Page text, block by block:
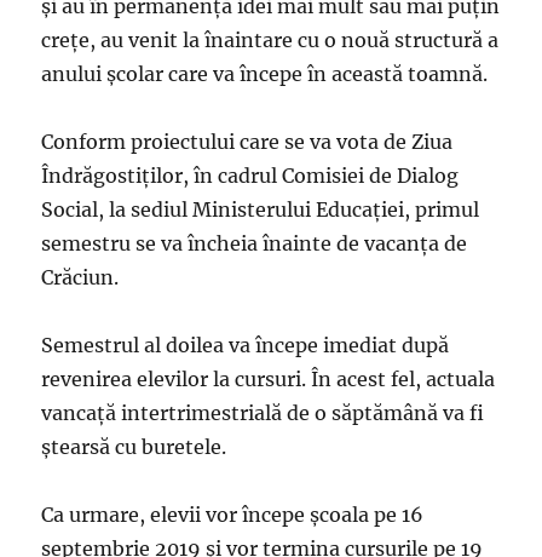
și au în permanență idei mai mult sau mai puțin
crețe, au venit la înaintare cu o nouă structură a
anului școlar care va începe în această toamnă.
Conform proiectului care se va vota de Ziua
Îndrăgostiților, în cadrul Comisiei de Dialog
Social, la sediul Ministerului Educației, primul
semestru se va încheia înainte de vacanța de
Crăciun.
Semestrul al doilea va începe imediat după
revenirea elevilor la cursuri. În acest fel, actuala
vancață intertrimestrială de o săptămână va fi
ștearsă cu buretele.
Ca urmare, elevii vor începe școala pe 16
septembrie 2019 și vor termina cursurile pe 19